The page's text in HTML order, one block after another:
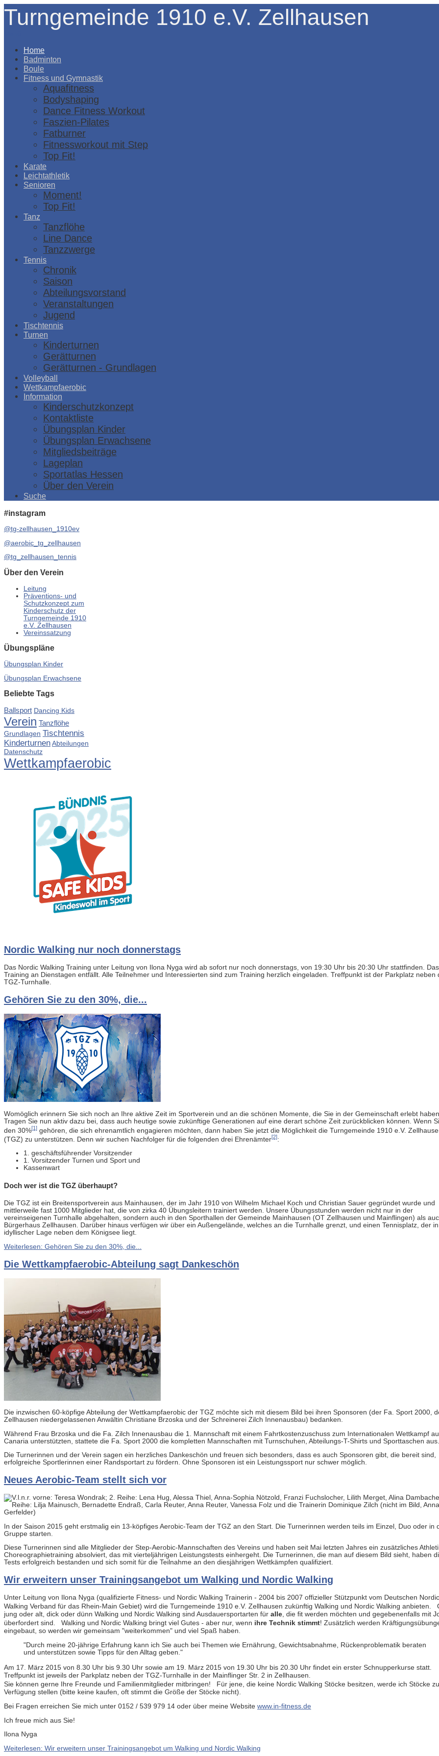
Turngemeinde 1910 e.V. Zellhausen
Home
Badminton
Boule
Fitness und Gymnastik
Aquafitness
Bodyshaping
Dance Fitness Workout
Faszien-Pilates
Fatburner
Fitnessworkout mit Step
Top Fit!
Karate
Leichtathletik
Senioren
Moment!
Top Fit!
Tanz
Tanzflöhe
Line Dance
Tanzzwerge
Tennis
Chronik
Saison
Abteilungsvorstand
Veranstaltungen
Jugend
Tischtennis
Turnen
Kinderturnen
Gerätturnen
Gerätturnen - Grundlagen
Volleyball
Wettkampfaerobic
Information
Kinderschutzkonzept
Kontaktliste
Übungsplan Kinder
Übungsplan Erwachsene
Mitgliedsbeiträge
Lageplan
Sportatlas Hessen
Über den Verein
Suche
#instagram
@tg-zellhausen_1910ev
@aerobic_tg_zellhausen
@tg_zellhausen_tennis
Über den Verein
Leitung
Präventions- und
Schutzkonzept zum
Kinderschutz der
Turngemeinde 1910
e.V. Zellhausen
Vereinssatzung
Übungspläne
Übungsplan Kinder
Übungsplan Erwachsene
Beliebte Tags
Ballsport Dancing Kids
Verein Tanzflöhe
Grundlagen Tischtennis
Kinderturnen Abteilungen
Datenschutz
Wettkampfaerobic
Nordic Walking nur noch donnerstags
Das Nordic Walking Training unter Leitung von Ilona Nyga wird ab sofort nur noch donnerstags, von 19:30 Uhr bis 20:30 Uhr stattfinden. Das
Training an Dienstagen entfällt. Alle Teilnehmer und Interessierten sind zum Training herzlich eingeladen. Treffpunkt ist der Parkplatz neben
TGZ-Turnhalle.
Gehören Sie zu den 30%, die...
Womöglich erinnern Sie sich noch an Ihre aktive Zeit im Sportverein und an die schönen Momente, die Sie in der Gemeinschaft erlebt
Tragen Sie nun aktiv dazu bei, dass auch heutige sowie zukünftige Generationen auf eine derart schöne Zeit zurückblicken können. Wenn
den 30%[1] gehören, die sich ehrenamtlich engagieren möchten, dann haben Sie jetzt die Möglichkeit die Turngemeinde 1910 e.V.
(TGZ) zu unterstützen. Denn wir suchen Nachfolger für die folgenden drei Ehrenämter[2]:
1. geschäftsführender Vorsitzender
1. Vorsitzender Turnen und Sport und
Kassenwart
Doch wer ist die TGZ überhaupt?
Die TGZ ist ein Breitensportverein aus Mainhausen, der im Jahr 1910 von Wilhelm Michael Koch und Christian Sauer gegründet wurde und
mittlerweile fast 1000 Mitglieder hat, die von zirka 40 Übungsleitern trainiert werden. Unsere Übungsstunden werden nicht nur in der
vereinseigenen Turnhalle abgehalten, sondern auch in den Sporthallen der Gemeinde Mainhausen (OT Zellhausen und Mainflingen) als
Bürgerhaus Zellhausen. Darüber hinaus verfügen wir über ein Außengelände, welches an die Turnhalle grenzt, und einen Tennisplatz, der in
idyllischer Lage neben dem Königsee liegt.
Weiterlesen: Gehören Sie zu den 30%, die...
Die Wettkampfaerobic-Abteilung sagt Dankeschön
Die inzwischen 60-köpfige Abteilung der Wettkampfaerobic der TGZ möchte sich mit diesem Bild bei ihren Sponsoren (der Fa. Sport 2000,
Zellhausen niedergelassenen Anwältin Christiane Brzoska und der Schreinerei Zilch Innenausbau) bedanken.
Während Frau Brzoska und die Fa. Zilch Innenausbau die 1. Mannschaft mit einem Fahrtkostenzuschuss zum Internationalen Wettkampf
Canaria unterstützten, stattete die Fa. Sport 2000 die kompletten Mannschaften mit Turnschuhen, Abteilungs-T-Shirts und Sporttaschen aus.
Die Turnerinnen und der Verein sagen ein herzliches Dankeschön und freuen sich besonders, dass es auch Sponsoren gibt, die bereit sind,
erfolgreiche Sportlerinnen einer Randsportart zu fördern. Ohne Sponsoren ist ein Leistungssport nur schwer möglich.
Neues Aerobic-Team stellt sich vor
In der Saison 2015 geht erstmalig ein 13-köpfiges Aerobic-Team der TGZ an den Start. Die Turnerinnen werden teils im Einzel, Duo oder in
Gruppe starten.
Diese Turnerinnen sind alle Mitglieder der Step-Aerobic-Mannschaften des Vereins und haben seit Mai letzten Jahres ein zusätzliches
Choreographietraining absolviert, das mit vierteljährigen Leistungstests einhergeht. Die Turnerinnen, die man auf diesem Bild sieht, haben
Tests erfolgreich bestanden und sich somit für die Teilnahme an den diesjährigen Wettkämpfen qualifiziert.
Wir erweitern unser Trainingsangebot um Walking und Nordic Walking
Unter Leitung von Ilona Nyga (qualifizierte Fitness- und Nordic Walking Trainerin - 2004 bis 2007 offizieller Stützpunkt vom Deutschen Nordic
Walking Verband für das Rhein-Main Gebiet) wird die Turngemeinde 1910 e.V. Zellhausen zukünftig Walking und Nordic Walking anbieten.
jung oder alt, dick oder dünn Walking und Nordic Walking sind Ausdauersportarten für alle, die fit werden möchten und gegebenenfalls mit
überfordert sind. Walking und Nordic Walking bringt viel Gutes - aber nur, wenn ihre Technik stimmt! Zusätzlich werden
eingebaut, so werden wir gemeinsam "weiterkommen" und viel Spaß haben.
"Durch meine 20-jährige Erfahrung kann ich Sie auch bei Themen wie Ernährung, Gewichtsabnahme, Rückenproblematik beraten
und unterstützen sowie Tipps für den Alltag geben."
Am 17. März 2015 von 8.30 Uhr bis 9.30 Uhr sowie am 19. März 2015 von 19.30 Uhr bis 20.30 Uhr findet ein erster Schnupperkurse statt.
Treffpunkt ist jeweils der Parkplatz neben der TGZ-Turnhalle in der Mainflinger Str. 2 in Zellhausen.
Sie können gerne Ihre Freunde und Familienmitglieder mitbringen! Für jene, die keine Nordic Walking Stöcke besitzen, werde ich Stöcke
Verfügung stellen (bitte keine kaufen, oft stimmt die Größe der Stöcke nicht).
Bei Fragen erreichen Sie mich unter 0152 / 539 979 14 oder über meine Website www.in-fitness.de
Ich freue mich aus Sie!
Ilona Nyga
Weiterlesen: Wir erweitern unser Trainingsangebot um Walking und Nordic Walking